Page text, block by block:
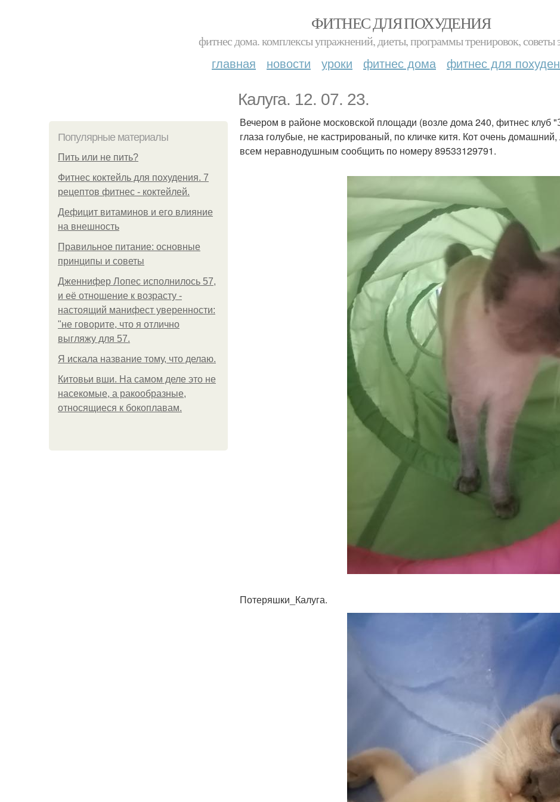
ФИТНЕС ДЛЯ ПОХУДЕНИЯ
фитнес дома. комплексы упражнений, диеты, программы тренировок, советы
главная новости уроки фитнес дома фитнес для
Калуга. 12. 07. 23.
Популярные материалы
Пить или не пить?
Фитнес коктейль для похудения. 7
рецептов фитнес - коктейлей.
Дефицит витаминов и его влияние
на внешность
Правильное питание: основные
принципы и советы
Дженнифер Лопес исполнилось 57,
и её отношение к возрасту -
настоящий манифест уверенности:
"не говорите, что я отлично
выгляжу для 57.
Я искала название тому, что делаю.
Китовьи вши. На самом деле это не
насекомые, а ракообразные,
относящиеся к бокоплавам.
Вечером в районе московской площади (возле дома 240, фитнес клуб
глаза голубые, не кастрированый, по кличке китя. Кот очень
всем неравнодушным сообщить по номеру 89533129791.
Потеряшки_Калуга.